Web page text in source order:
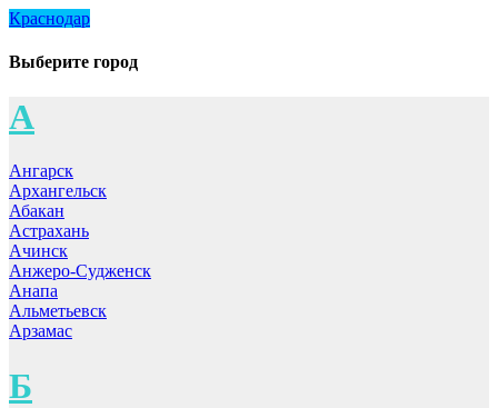
Краснодар
Выберите город
А
Ангарск
Архангельск
Абакан
Астрахань
Ачинск
Анжеро-Судженск
Анапа
Альметьевск
Арзамас
Б